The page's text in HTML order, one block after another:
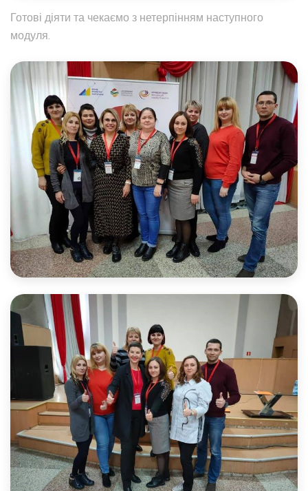
Готові діяти та чекаємо з нетерпінням наступного
модуля.